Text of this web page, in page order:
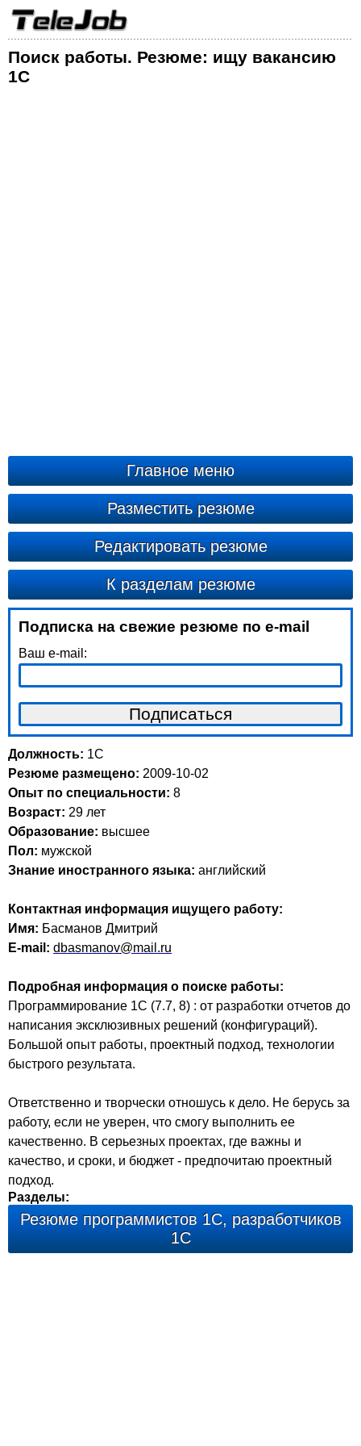
Поиск работы. Резюме: ищу вакансию
1C
Главное меню
Разместить резюме
Редактировать резюме
К разделам резюме
Подписка на свежие резюме по e-mail
Ваш e-mail:
Должность: 1C
Резюме размещено: 2009-10-02
Опыт по специальности: 8
Возраст: 29 лет
Образование: высшее
Пол: мужской
Знание иностранного языка: английский
Контактная информация ищущего работу:
Имя: Басманов Дмитрий
E-mail: dbasmanov@mail.ru
Подробная информация о поиске работы:
Программирование 1С (7.7, 8) : от разработки отчетов до
написания эксклюзивных решений (конфигураций).
Большой опыт работы, проектный подход, технологии
быстрого результата.
Ответственно и творчески отношусь к дело. Не берусь за
работу, если не уверен, что смогу выполнить ее
качественно. В серьезных проектах, где важны и
качество, и сроки, и бюджет - предпочитаю проектный
подход.
Разделы:
Резюме программистов 1С, разработчиков
1С